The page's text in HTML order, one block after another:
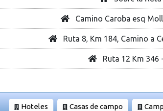
Camino Caroba esq
Ruta 8, Km 184, Camino a
Ruta 12 Km 346
Hoteles Casas de campo